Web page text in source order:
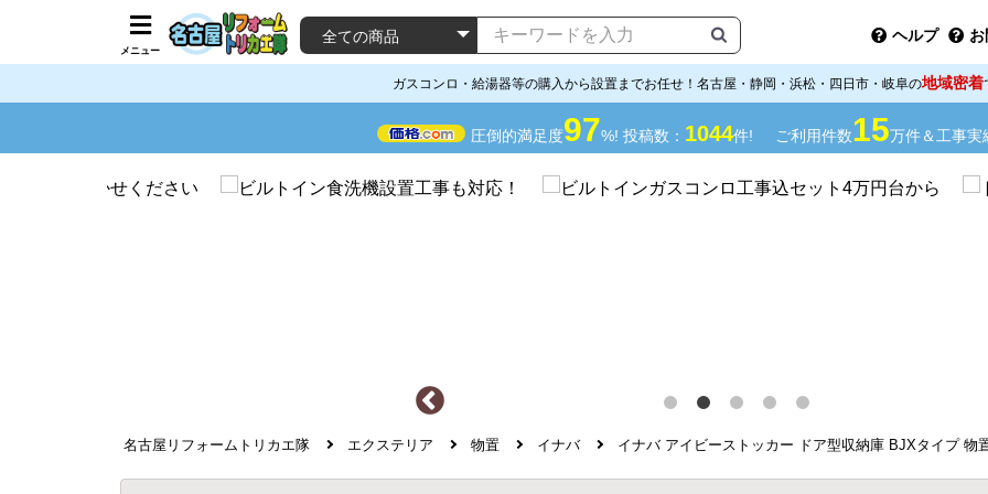
メニュー
ヘルプ
ガスコンロ・給湯器等の購入から設置までお任せ！名古屋・静岡・浜松・四日市・岐阜の地域密着
圧倒的満足度97%! 投稿数： 1044件! ご利用件数15万件＆工事実
名古屋リフォームトリカエ隊 エクステリア 物置 イナバ イナバ アイビーストッカー ドア型収納庫 BJXタイプ 物